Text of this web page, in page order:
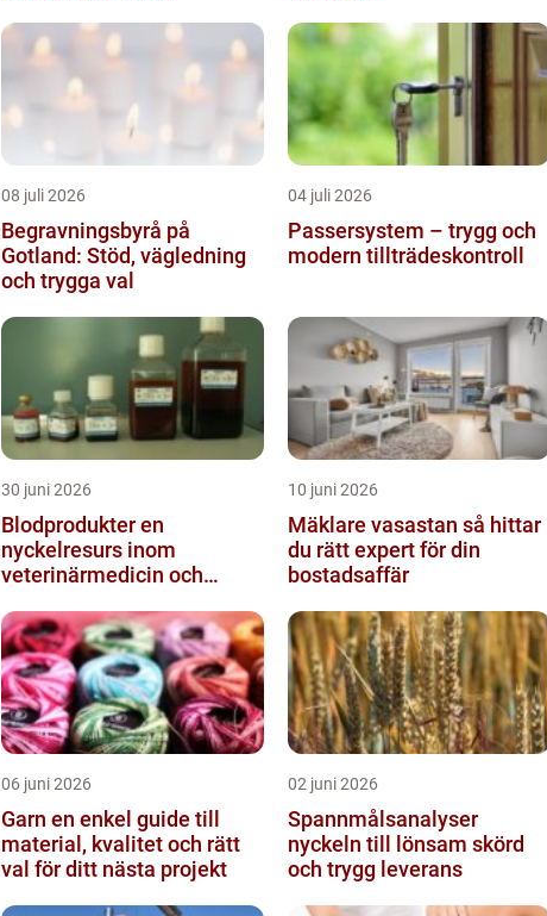
08 juli 2026
Begravningsbyrå på
Gotland: Stöd, vägledning
och trygga val
04 juli 2026
Passersystem – trygg och
modern tillträdeskontroll
30 juni 2026
Blodprodukter en
nyckelresurs inom
veterinärmedicin och
10 juni 2026
Mäklare vasastan så hittar
du rätt expert för din
bostadsaffär
06 juni 2026
Garn en enkel guide till
material, kvalitet och rätt
val för ditt nästa projekt
02 juni 2026
Spannmålsanalyser
nyckeln till lönsam skörd
och trygg leverans